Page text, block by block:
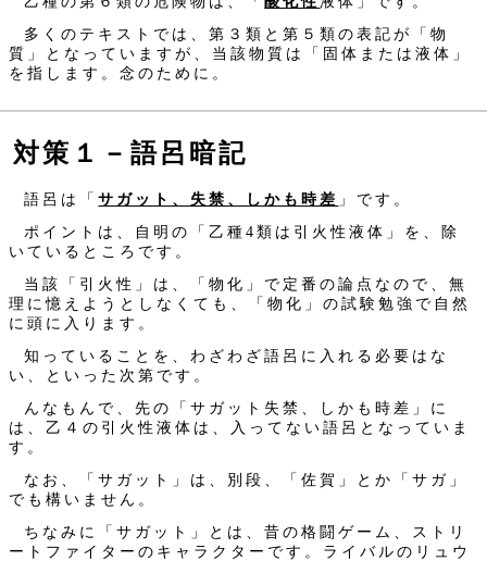
多くのテキストでは、第３類と第５類の表記が「物
質」となっていますが、当該物質は「固体または液体」
を指します。念のために。
対策１－語呂暗記
語呂は「サガット、失禁、しかも時差 」です。
ポイントは、自明の「乙種4類は引火性液体」を、除
いているところです。
当該「引火性」は、「物化」で定番の論点なので、無
理に憶えようとしなくても、「物化」の試験勉強で自然
に頭に入ります。
知っていることを、わざわざ語呂に入れる必要はな
い、といった次第です。
んなもんで、先の「サガット失禁、しかも時差」に
は、乙４の引火性液体は、入ってない語呂となっていま
す。
なお、「サガット」は、別段、「佐賀」とか「サガ」
でも構いません。
ちなみに「サガット」とは、昔の格闘ゲーム、ストリ
ートファイターのキャラクターです。ライバルのリュウ